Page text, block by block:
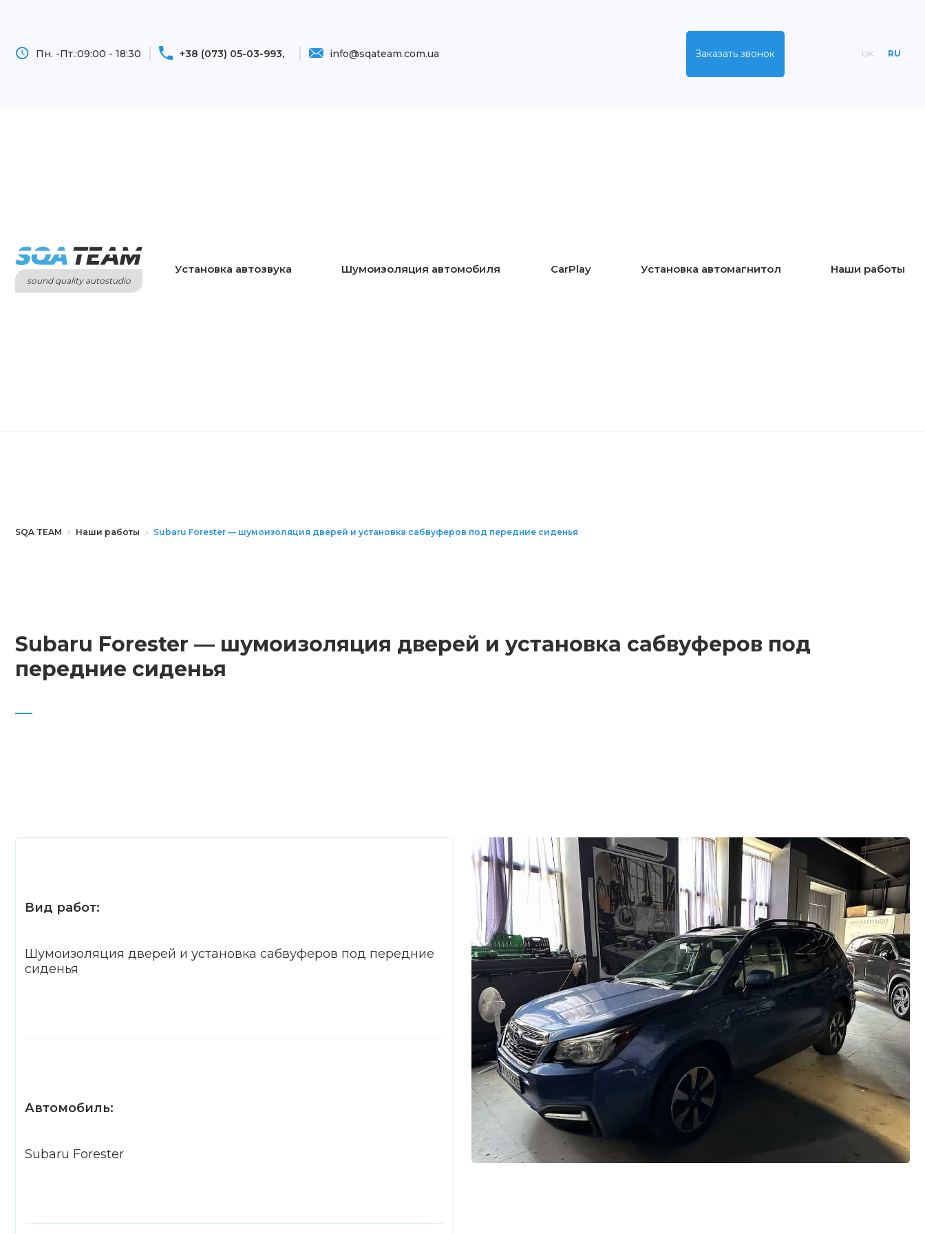
Пн. -Пт.:09:00 - 18:30 +38 (073) 05-03-993 info@sqateam.com.ua Заказать звонок UK RU
sound quality autostudio
Установка автозвука Шумоизоляция автомобиля CarPlay Установка автомагнитол Наши работы
SQA TEAM Наши работы Subaru Forester — шумоизоляция дверей и установка сабвуферов под передние сиденья
Subaru Forester — шумоизоляция дверей и установка сабвуферов под
передние сиденья
Вид работ:
Шумоизоляция дверей и установка сабвуферов под передние
сиденья
Автомобиль:
Subaru Forester